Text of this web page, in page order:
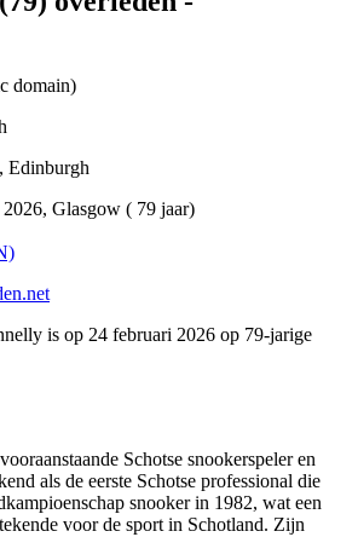
domain)
, Edinburgh
2026, Glasgow ( 79 jaar)
is op 24 februari 2026 op 79-jarige
Schotse snookerspeler en
als de eerste Schotse professional die
snooker in 1982, wat een
voor de sport in Schotland. Zijn